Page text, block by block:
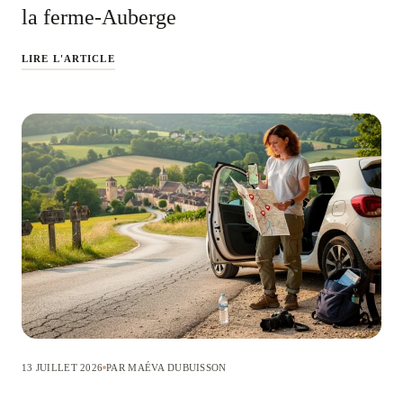
la ferme-Auberge
LIRE L'ARTICLE
13 JUILLET 2026 PAR MAÉVA DUBUISSON